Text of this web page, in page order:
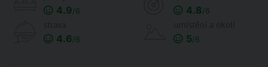
4.9/6 4.8/6
4.6/6 5/6